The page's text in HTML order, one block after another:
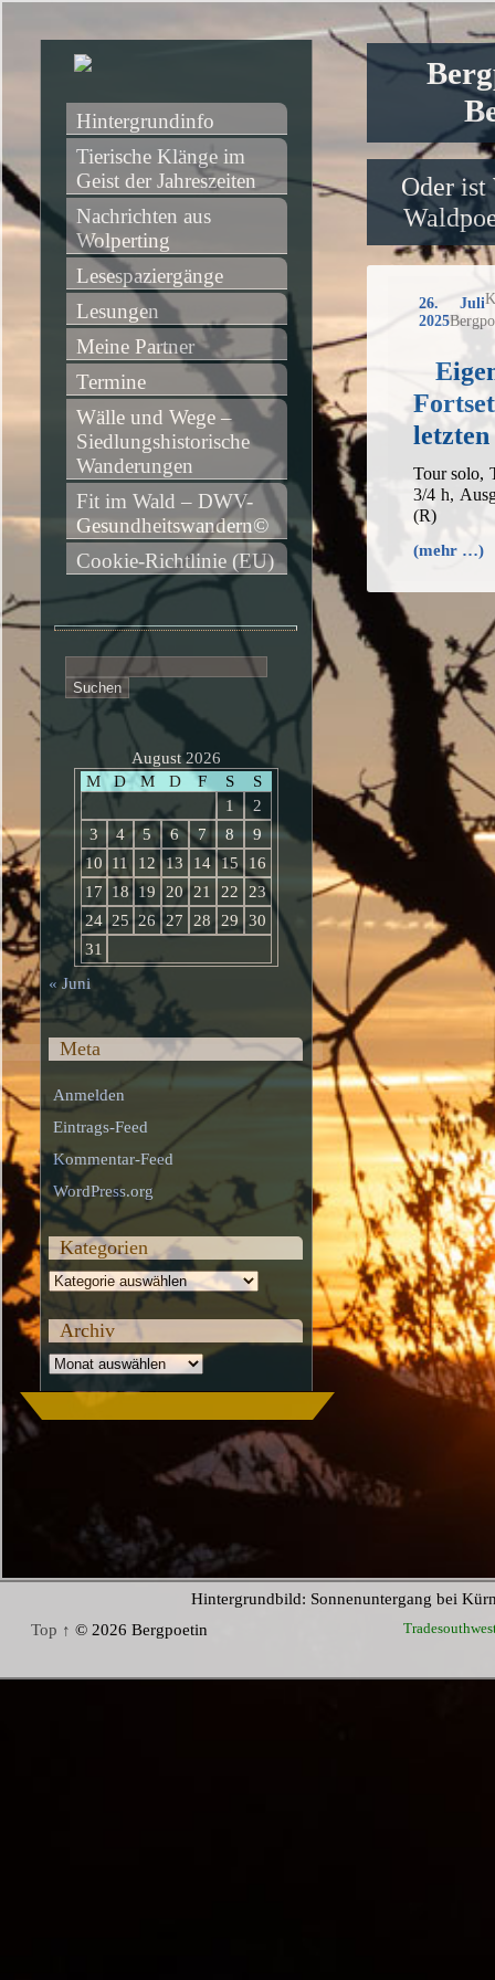
Oder ist
26. Juli
2025
letzten
Tour solo,
3/4 h,
(R)
(mehr …)
Hintergrundinfo
Tierische Klänge im
Geist der Jahreszeiten
Nachrichten aus
Wolperting
Lesespaziergänge
Lesungen
Meine Partner
Termine
Wälle und Wege –
Siedlungshistorische
Wanderungen
Fit im Wald – DWV-
Gesundheitswandern©
Cookie-Richtlinie (EU)
nach:
August 2026
M
D M D F S
S
1
2
3
4 5 6 7 8
9
10
11 12 13 14 15
16
17
18 19 20 21 22
23
24 25 26 27 28 29
30
31
« Juni
Meta
Anmelden
Eintrags-Feed
Kommentar-Feed
WordPress.org
Kategorien
Kategorien
Archiv
Archiv
Hintergrundbild: Sonnenuntergang bei
Top ↑ © 2026 Bergpoetin